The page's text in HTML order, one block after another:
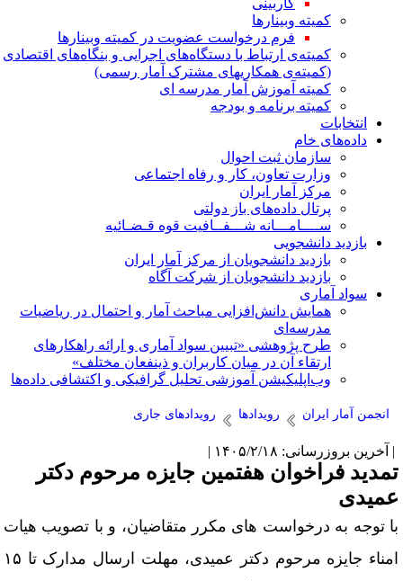
کاربینی
کمیته وبینارها
فرم درخواست عضویت در کمیته وبینارها
کمیته‌ی ارتباط با دستگاه‌های اجرایی و بنگاه‌های اقتصادی
(کمیته‌ی همکاریهای مشترک آمار رسمی)
کمیته آموزش آمار مدرسه ای
کمیته برنامه و بودجه
انتخابات
داده‌های خام
سازمان ثبت احوال
وزارت تعاون، کار و رفاه اجتماعی
مرکز آمار ایران
پرتال داده‌های باز دولتی
ســــامـــانه شـــفــافیت قوه قـضـائیه
بازدید دانشجویی
بازدید دانشجویان از مرکز آمار ایران
بازدید دانشجویان از شرکت آگاه
سواد آماری
همایش دانش‌افزایی مباحث آمار و احتمال در ریاضیات
مدرسه‌ای
طرح پژوهشی «تبیین سواد آماری و ارائه راهکارهای
ارتقاء آن در میان کاربران و ذینفعان مختلف»
وب‌اپلیکیشن آموزشی تحلیل گرافیکی و اکتشافی داده‌ها
انجمن آمار ایران رویدادها رویدادهای جاری
بروزرسانی: ۱۴۰۵/۲/۱۸ |
فراخوان هفتمین جایزه مرحوم دکتر
توجه به درخواست‌ های مکرر متقاضیان، و با تصویب هیات
امناء جایزه مرحوم دکتر عمیدی، مهلت ارسال مدارک تا ۱۵